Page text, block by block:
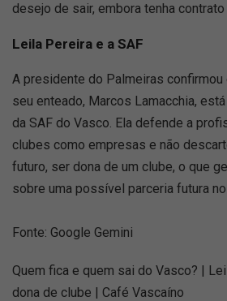
desejo de sair, embora tenha
Leila Pereira e a SAF
A presidente do Palmeiras
seu enteado, Marcos Lamacchia,
da SAF do Vasco. Ela defende a
clubes como empresas e não
futuro, ser dona de um clube, o que
sobre uma possível parceria futura
Fonte: Google Gemini
Quem fica e quem sai do Vasco? |
dona de clube | Café Vascaíno